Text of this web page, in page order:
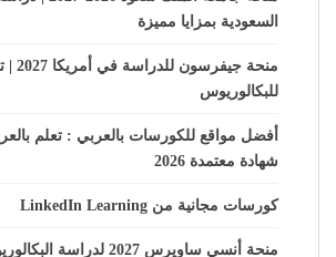
السعودية بمزايا مميزة
للبكالوريوس
أفضل مواقع للكورسات بالعربي : تعلم
شهادة معتمدة 2026
كورسات مجانية من LinkedIn Learning
منحة أنسي ساويرس 2027